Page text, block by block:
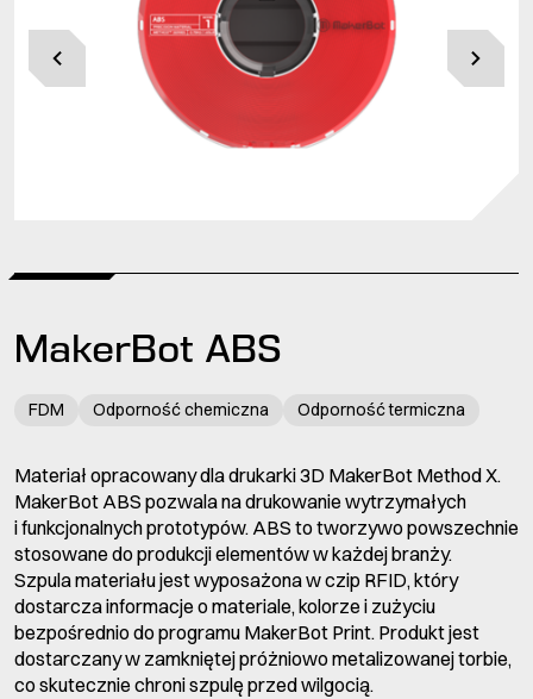
MakerBot ABS
FDM Odporność chemiczna Odporność termiczna
Materiał opracowany dla drukarki 3D MakerBot Method X.
MakerBot ABS pozwala na drukowanie wytrzymałych
i funkcjonalnych prototypów. ABS to tworzywo powszechnie
stosowane do produkcji elementów w każdej branży.
Szpula materiału jest wyposażona w czip RFID, który
dostarcza informacje o materiale, kolorze i zużyciu
bezpośrednio do programu MakerBot Print. Produkt jest
dostarczany w zamkniętej próżniowo metalizowanej torbie,
co skutecznie chroni szpulę przed wilgocią.